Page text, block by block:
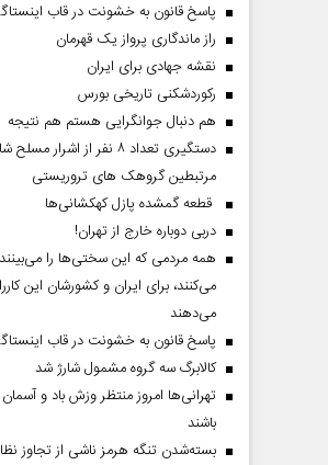
پاسخ قانون به خشونت در قاب
راز ماندگاری پرواز یک قهرمان
نقشه جهادی برای ایران
رکوردشکنی تاریخی بورس
هم دنبال جوانگرایی هستم هم نتیجه
دستگیری تعداد ۸ نفر از
مرتبطین گروهک های تروریستی
قطعه گمشده پازل کهکشانی‌ها
دربی دوباره خارج از تهران!
همه مردمی که این سختی‌ها را
می‌کنند، برای ایران و کشورشان این
می‌دهند
پاسخ قانون به خشونت در قاب
کالابرگ سه گروه مشمول شارژ شد
تهرانی‌ها امروز منتظر وزش باد و
باشند
بسته‌شدن تنگه هرمز ناشی از تجاوز